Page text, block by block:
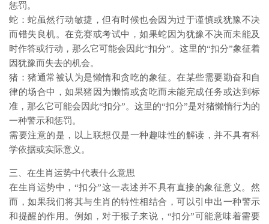
惩罚。
蛇：蛇虽然行动敏捷，但有时候也会因为过于谨慎或犹豫不决
而错失良机。在竞赛或考试中，如果蛇因为犹豫不决而未能及
时作答或行动，那么它可能会因此“扣分”。这里的“扣分”象征着
因犹豫而失去的机会。
猪：猪通常被认为是懒惰和贪吃的象征。在某些需要勤奋和自
律的场合中，如果猪因为懒惰或贪吃而未能完成任务或达到标
准，那么它可能会因此“扣分”。这里的“扣分”是对猪懒惰行为的
一种警示和惩罚。
需要注意的是，以上联想仅是一种趣味性的解读，并不具有科
学依据或实际意义。
三、在生肖运势中代表什么意思
在生肖运势中，“扣分”这一表述并不具有直接的象征意义。然
而，如果我们将其与生肖的特性相结合，可以引申出一种警示
和提醒的作用。例如，对于猴子来说，“扣分”可能意味着需要